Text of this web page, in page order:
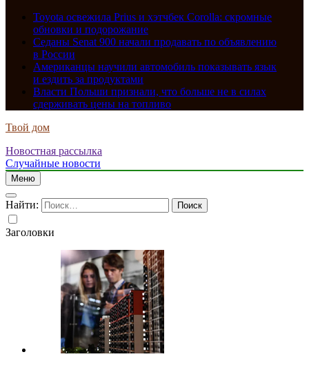
Toyota освежила Prius и хэтчбек Corolla: скромные
обновки и подорожание
Седаны Senat 900 начали продавать по объявлению
в России
Американцы научили автомобиль показывать язык
и ездить за продуктами
Власти Польши признали, что больше не в силах
сдерживать цены на топливо
Твой дом
Новостная рассылка
Случайные новости
Меню
Найти:
Заголовки